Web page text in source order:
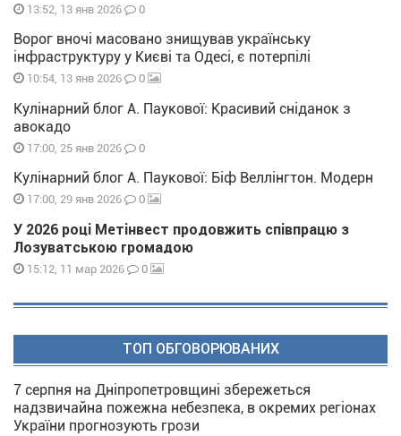
13:52, 13 янв 2026 0
Ворог вночі масовано знищував українську
інфраструктуру у Києві та Одесі, є потерпілі
10:54, 13 янв 2026 0
Кулінарний блог А. Паукової: Красивий сніданок з
авокадо
17:00, 25 янв 2026 0
Кулінарний блог А. Паукової: Біф Веллінгтон. Модерн
17:00, 29 янв 2026 0
У 2026 році Метінвест продовжить співпрацю з
Лозуватською громадою
15:12, 11 мар 2026 0
ТОП ОБГОВОРЮВАНИХ
7 серпня на Дніпропетровщині збережеться
надзвичайна пожежна небезпека, в окремих регіонах
України прогнозують грози